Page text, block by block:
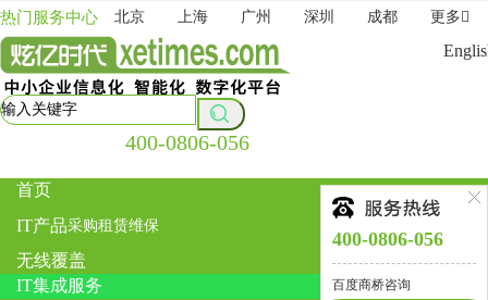
热门服务中心 北京 上海 广州 深圳 成都 更多
400-0806-056
首页
IT产品采购租赁维保
无线覆盖
IT集成服务
400-0806-056
百度商桥咨询